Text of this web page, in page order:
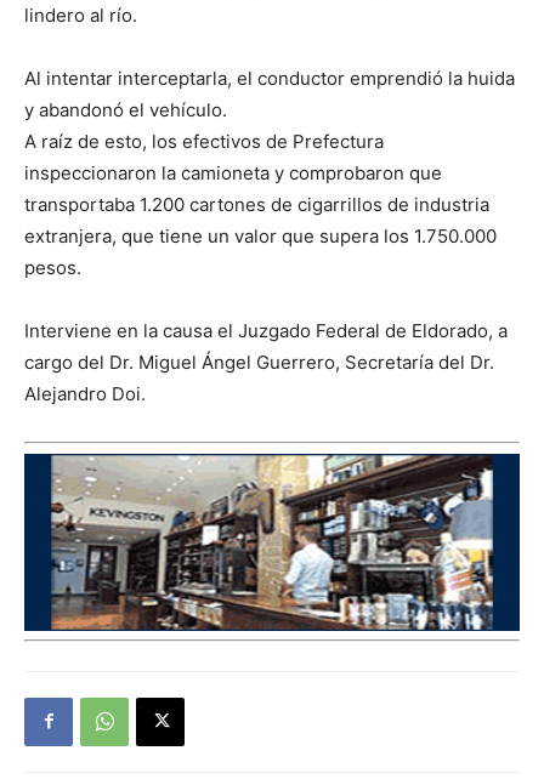
lindero al río.
Al intentar interceptarla, el conductor emprendió la huida
y abandonó el vehículo.
A raíz de esto, los efectivos de Prefectura
inspeccionaron la camioneta y comprobaron que
transportaba 1.200 cartones de cigarrillos de industria
extranjera, que tiene un valor que supera los 1.750.000
pesos.
Interviene en la causa el Juzgado Federal de Eldorado, a
cargo del Dr. Miguel Ángel Guerrero, Secretaría del Dr.
Alejandro Doi.